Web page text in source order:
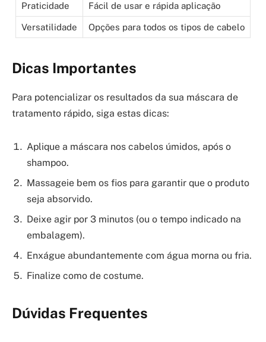
Praticidade Fácil de usar e rápida aplicação
Versatilidade Opções para todos os tipos de cabelo
Dicas Importantes
Para potencializar os resultados da sua máscara de
tratamento rápido, siga estas dicas:
Aplique a máscara nos cabelos úmidos, após o
shampoo.
Massageie bem os fios para garantir que o produto
seja absorvido.
Deixe agir por 3 minutos (ou o tempo indicado na
embalagem).
Enxágue abundantemente com água morna ou fria.
Finalize como de costume.
Dúvidas Frequentes